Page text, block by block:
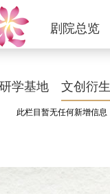
剧院总览
研学基地 文创衍生
此栏目暂无任何新增信息